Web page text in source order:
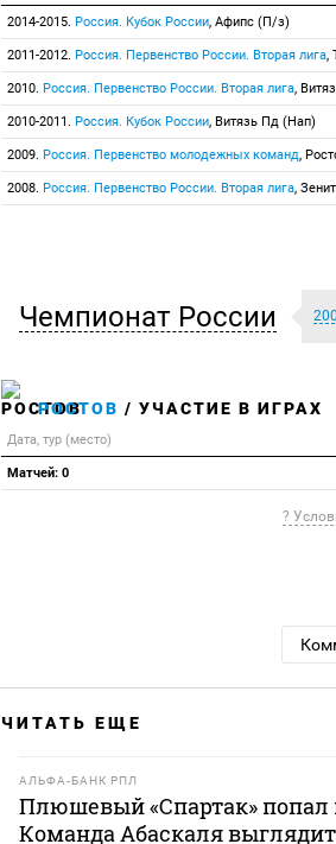
2014-2015. Россия. Кубок России, Афипс (П/з)
2011-2012. Россия. Первенство России. Вторая лига,
2010. Россия. Первенство России. Вторая лига,
2010-2011. Россия. Кубок России, Витязь Пд (Нап)
2009. Россия. Первенство молодежных команд,
2008. Россия. Первенство России. Вторая лига,
Чемпионат России
РОСТОВ / УЧАСТИЕ В ИГРАХ
Дата, тур (место)
Матчей: 0
?
ЧИТАТЬ ЕЩЕ
АЛЬФА-БАНК РПЛ
Плюшевый «Спартак» попал
Команда Абаскаля